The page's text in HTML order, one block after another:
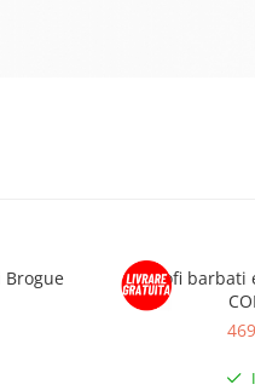
Pantofi barbati